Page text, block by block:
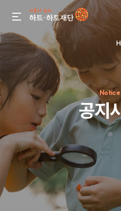
gnb menu open
인기 키워드
#정기후원#하트플레이스#캠
Notice
공지